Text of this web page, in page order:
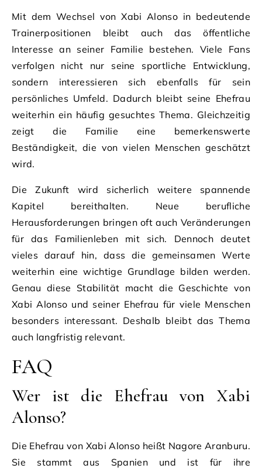
Mit dem Wechsel von Xabi Alonso in bedeutende
Trainerpositionen bleibt auch das öffentliche
Interesse an seiner Familie bestehen. Viele Fans
verfolgen nicht nur seine sportliche Entwicklung,
sondern interessieren sich ebenfalls für sein
persönliches Umfeld. Dadurch bleibt seine Ehefrau
weiterhin ein häufig gesuchtes Thema. Gleichzeitig
zeigt die Familie eine bemerkenswerte
Beständigkeit, die von vielen Menschen geschätzt
wird.
Die Zukunft wird sicherlich weitere spannende
Kapitel bereithalten. Neue berufliche
Herausforderungen bringen oft auch Veränderungen
für das Familienleben mit sich. Dennoch deutet
vieles darauf hin, dass die gemeinsamen Werte
weiterhin eine wichtige Grundlage bilden werden.
Genau diese Stabilität macht die Geschichte von
Xabi Alonso und seiner Ehefrau für viele Menschen
besonders interessant. Deshalb bleibt das Thema
auch langfristig relevant.
FAQ
Wer ist die Ehefrau von Xabi
Alonso?
Die Ehefrau von Xabi Alonso heißt Nagore Aranburu.
Sie stammt aus Spanien und ist für ihre